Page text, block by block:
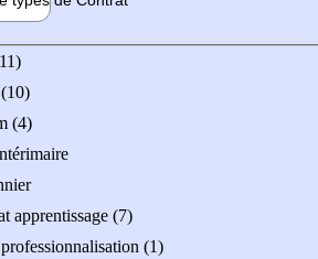
(4)
apprentissage (7)
(1)